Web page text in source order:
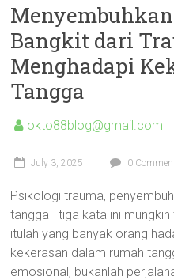
Bangkit dari
Menghadapi
Tangga
okto88blog@gmail.com
July 3, 2025 0
Psikologi trauma,
tangga—tiga kata ini
itulah yang banyak orang
kekerasan dalam rumah
emosional, bukanlah